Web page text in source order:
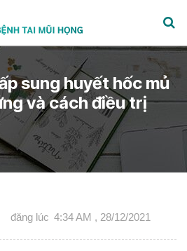
sung huyết hốc mủ
và cách điều trị
đăng lúc 4:34 AM , 28/12/2021